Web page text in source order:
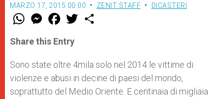
MARZO 17, 2015 00:00 ZENIT STAFF DICASTERI
W
t
s
p
p
M
e
s
e
g
e
r
F
a
e
b
o
k
w
r
Share this Entry
Sono state oltre 4mila solo nel 2014 le vittime di
violenze e abusi in decine di paesi del mondo,
soprattutto del Medio Oriente. E centinaia di migliaia